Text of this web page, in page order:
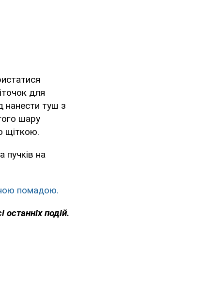
для
нанести туш з
шару
щіткою.
пучків на
помадою.
останніх подій.